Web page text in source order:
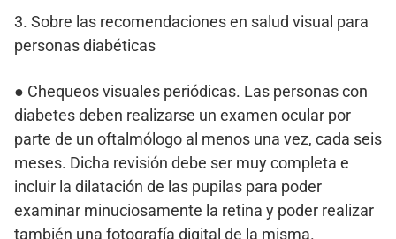
3. Sobre las recomendaciones en salud visual para
personas diabéticas
● Chequeos visuales periódicas. Las personas con
diabetes deben realizarse un examen ocular por
parte de un oftalmólogo al menos una vez, cada seis
meses. Dicha revisión debe ser muy completa e
incluir la dilatación de las pupilas para poder
examinar minuciosamente la retina y poder realizar
también una fotografía digital de la misma.